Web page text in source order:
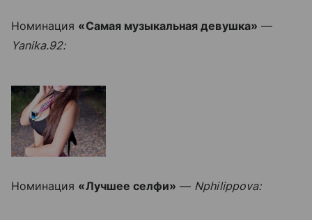
Номинация «Самая музыкальная девушка» —
Yanika.92:
Номинация «Лучшее селфи» — Nphilippova: